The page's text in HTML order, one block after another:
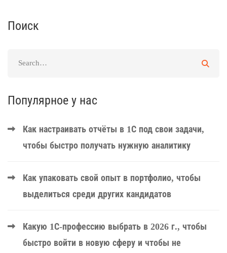
Поиск
Популярное у нас
Как настраивать отчёты в 1С под свои задачи,
чтобы быстро получать нужную аналитику
Как упаковать свой опыт в портфолио, чтобы
выделиться среди других кандидатов
Какую 1С-профессию выбрать в 2026 г., чтобы
быстро войти в новую сферу и чтобы не